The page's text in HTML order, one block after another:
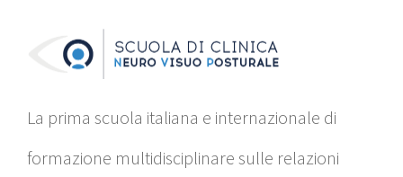
La prima scuola italiana e internazionale di
formazione multidisciplinare sulle relazioni